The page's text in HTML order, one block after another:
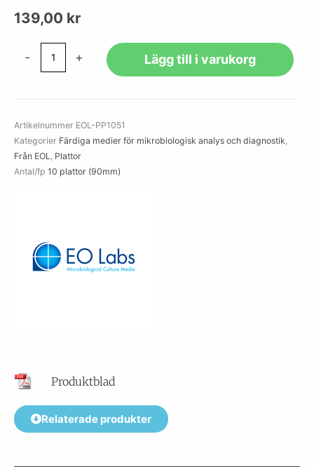
139,00 kr
-
Glycerol
and
CFC
Selective
+ Lägg till i varukorg
Artikelnummer EOL-PP1051
Kategorier Färdiga medier för mikrobiologisk analys och diagnostik,
Från EOL, Plattor
Antal/fp 10 plattor (90mm)
Produktblad
Relaterade produkter